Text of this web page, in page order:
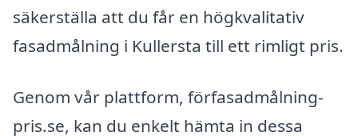
säkerställa att du får en högkvalitativ
fasadmålning i Kullersta till ett rimligt pris.
Genom vår plattform, förfasadmålning-
pris.se, kan du enkelt hämta in dessa